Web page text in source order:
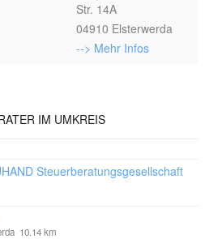
Str. 14A
04910 Elsterwerda
--> Mehr Infos
IM UMKREIS
Steuerberatungsgesellschaft
10.14 km